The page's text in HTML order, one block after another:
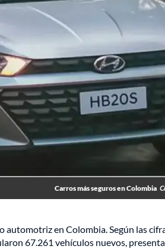
Carros más seguros en Colombia
automotriz en Colombia. Según las
67.261 vehículos nuevos,